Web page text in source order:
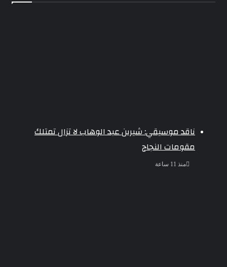
ناقد موسيقي: شيرين عبد الوهاب لا تزال تمتلك
مقومات النجاح
منذ 11 ساعة